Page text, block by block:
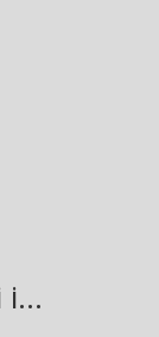
i…